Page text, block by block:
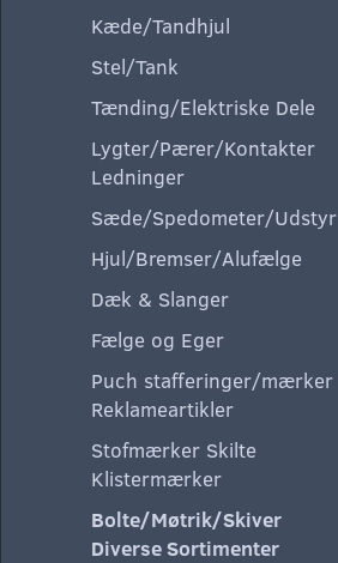
Kæde/Tandhjul
Stel/Tank
Tænding/Elektriske Dele
Lygter/Pærer/Kontakter
Ledninger
Sæde/Spedometer/Udstyr
Hjul/Bremser/Alufælge
Dæk & Slanger
Fælge og Eger
Puch stafferinger/mærker
Reklameartikler
Stofmærker Skilte
Klistermærker
Bolte/Møtrik/Skiver
Diverse Sortimenter